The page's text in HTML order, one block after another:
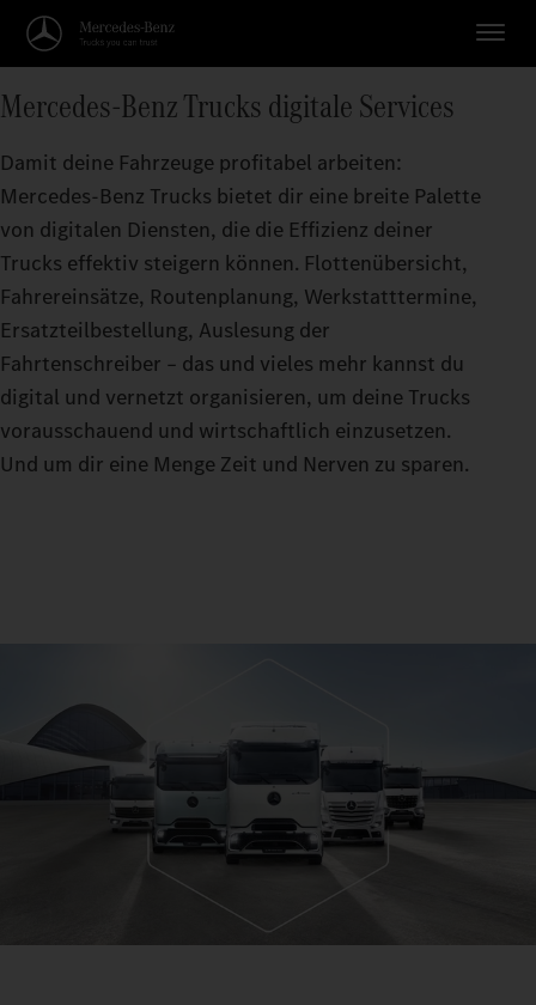
Mercedes‑Benz Trucks digitale Services
Damit deine Fahrzeuge profitabel arbeiten:
Mercedes‑Benz Trucks bietet dir eine breite Palette
von digitalen Diensten, die die Effizienz deiner
Trucks effektiv steigern können. Flottenübersicht,
Fahrereinsätze, Routenplanung, Werkstatttermine,
Ersatzteilbestellung, Auslesung der
Fahrtenschreiber – das und vieles mehr kannst du
digital und vernetzt organisieren, um deine Trucks
vorausschauend und wirtschaftlich einzusetzen.
Und um dir eine Menge Zeit und Nerven zu sparen.